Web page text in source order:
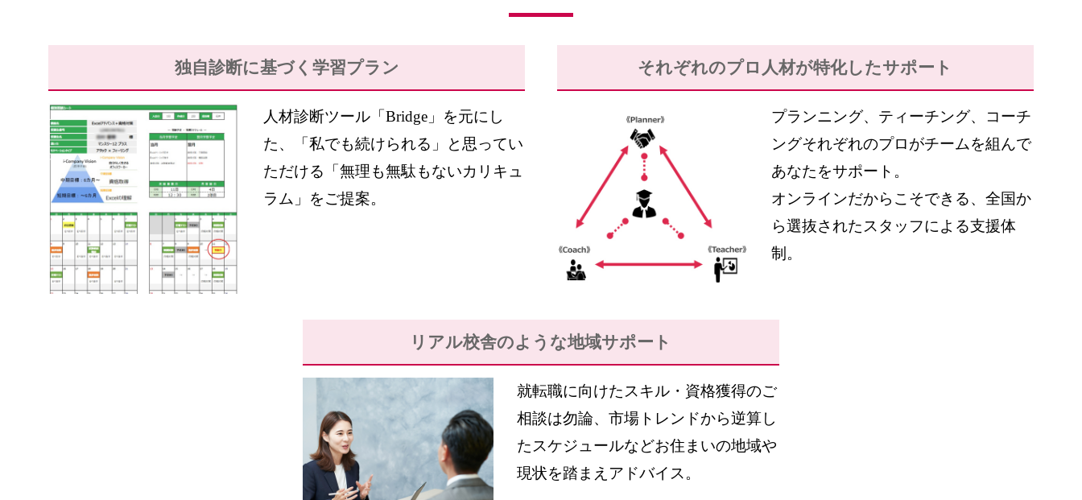
独自診断に基づく 学習プラン
人材診断ツール「Bridge」を元にし
た、「私でも続けられる」と思ってい
ただける「無理も無駄もないカリキュ
ラム」をご提案。
それぞれのプロ人材が特化したサポート
プランニング、ティーチング、コーチ
ングそれぞれのプロがチームを組んで
あなたをサポート。
オンラインだからこそできる、全国か
ら選抜されたスタッフによる支援体
制。
リアル校舎のような地域サポート
就転職に向けたスキル・資格獲得のご
相談は勿論、市場トレンドから逆算し
たスケジュールなどお住まいの地域や
現状を踏まえアドバイス。